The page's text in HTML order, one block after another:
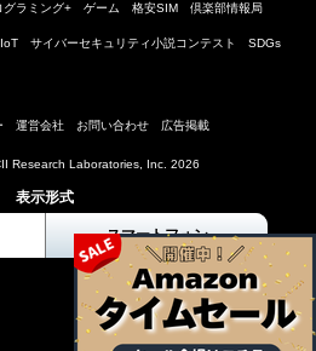
グラミング+ ゲーム 格安SIM 倶楽部情報局
IoT サイバーセキュリティ小説コンテスト SDGs
運営会社 お問い合わせ 広告掲載
Research Laboratories, Inc. 2026
表示形式
スマートフォン